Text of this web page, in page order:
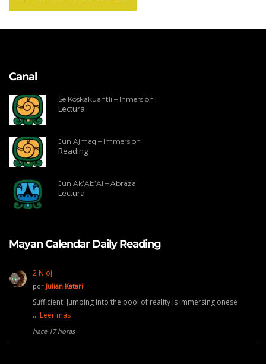
Canal
Se Koskakuahtli – Inmersión
Lectura
Jun Ajmaq – Immersion
Reading
Jun Ak’Ab’Al – Abraza
Lectura
Mayan Calendar Daily Reading
2 N'oj
por Julian Katari
Sufficient. Jumping into the pool of reality is immersing onese
… Leer más
hace 17 horas